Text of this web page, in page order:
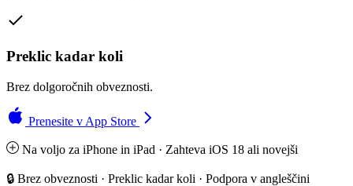
Preklic kadar koli
Brez dolgoročnih obveznosti.
Prenesite v App Store
Na voljo za iPhone in iPad · Zahteva iOS 18 ali novejši
🔒 Brez obveznosti · Preklic kadar koli · Podpora v angleščini